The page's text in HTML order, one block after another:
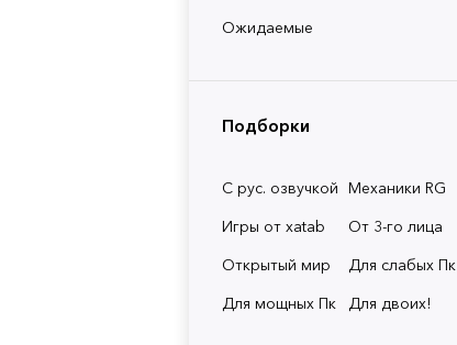
Ожидаемые
Подборки
С рус. озвучкой Механики RG
Игры от xatab
От 3-го лица
Открытый мир
Для слабых Пк
Для мощных Пк
Для двоих!